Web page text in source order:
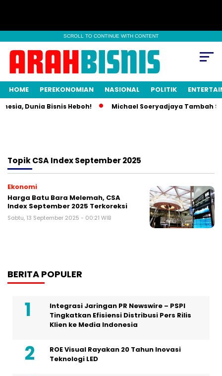
SCROLL TO CONTINUE WITH CONTENT
HOME PEREKONOMIAN NASIONAL POLITIK
Dunia Bisnis Heboh! Michael Soeryadjaya Tambah
TopikCSA Index September 2025
Ekonomi
Harga Batu Bara Melemah, CSA
Index September 2025 Terkoreksi
Sabtu, 13 September 2025 - 00:21 WIB
BERITA POPULER
Integrasi Jaringan PR Newswire – PSPI
Tingkatkan Efisiensi Distribusi Pers Rilis
Klien ke Media Indonesia
ROE Visual Rayakan 20 Tahun Inovasi
Teknologi LED